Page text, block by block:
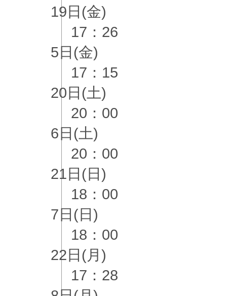
19日(金)
17：26
5日(金)
17：15
20日(土)
20：00
6日(土)
20：00
21日(日)
18：00
7日(日)
18：00
22日(月)
17：28